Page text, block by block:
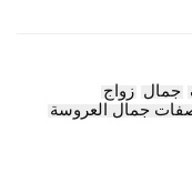
جمال زواج
جمال العروسة